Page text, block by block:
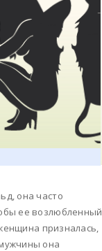
она часто
ее возлюбленный
призналась,
она